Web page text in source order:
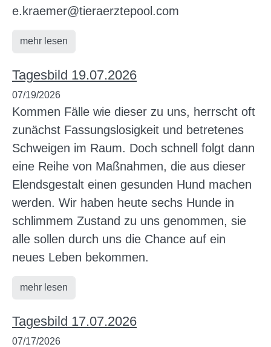
e.kraemer@tieraerztepool.com
mehr lesen
Tagesbild 19.07.2026
07/19/2026
Kommen Fälle wie dieser zu uns, herrscht oft
zunächst Fassungslosigkeit und betretenes
Schweigen im Raum. Doch schnell folgt dann
eine Reihe von Maßnahmen, die aus dieser
Elendsgestalt einen gesunden Hund machen
werden. Wir haben heute sechs Hunde in
schlimmem Zustand zu uns genommen, sie
alle sollen durch uns die Chance auf ein
neues Leben bekommen.
mehr lesen
Tagesbild 17.07.2026
07/17/2026